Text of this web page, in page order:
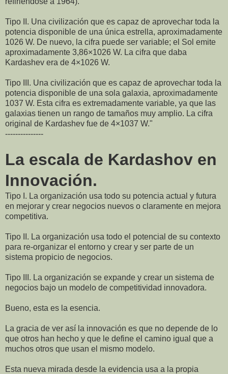
Tipo II. Una civilización que es capaz de aprovechar toda la
potencia disponible de una única estrella, aproximadamente
1026 W. De nuevo, la cifra puede ser variable; el Sol emite
aproximadamente 3,86×1026 W. La cifra que daba
Kardashev era de 4×1026 W.
Tipo III. Una civilización que es capaz de aprovechar toda la
potencia disponible de una sola galaxia, aproximadamente
1037 W. Esta cifra es extremadamente variable, ya que las
galaxias tienen un rango de tamaños muy amplio. La cifra
original de Kardashev fue de 4×1037 W."
​---------------
La escala de Kardashov en
Innovación.
Tipo I. La organización usa todo su potencia actual y futura
en mejorar y crear negocios nuevos o claramente en mejora
competitiva.
Tipo II. La organización usa todo el potencial de su contexto
para re-organizar el entorno y crear y ser parte de un
sistema propicio de negocios.
Tipo III. La organización se expande y crear un sistema de
negocios bajo un modelo de competitividad innovadora.
Bueno, esta es la esencia.
La gracia de ver así la innovación es que no depende de lo
que otros han hecho y que le define el camino igual que a
muchos otros que usan el mismo modelo.
Esta nueva mirada desde la evidencia usa a la propia